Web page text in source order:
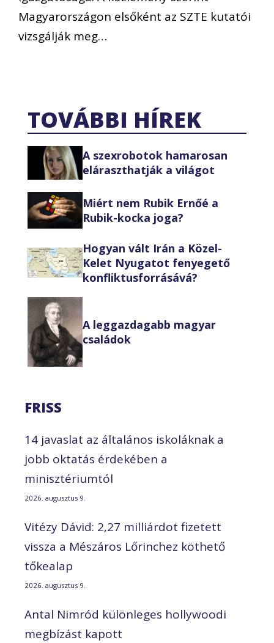
Magyarországon elsőként az SZTE kutatói
vizsgálják meg…
TOVÁBBI HÍREK
A szexrobotok hamarosan
eláraszthatják a világot
Miért nem Rubik Ernőé a
Rubik-kocka joga?
Hogyan vált Irán a Közel-
Kelet Nyugatot fenyegető
konfliktusforrásává?
A leggazdagabb magyar
családok
FRISS
14 javaslat az általános iskoláknak a
jobb oktatás érdekében a
minisztériumtól
2026. augusztus 9.
Vitézy Dávid: 2,27 milliárdot fizetett
vissza a Mészáros Lőrinchez köthető
tőkealap
2026. augusztus 9.
Antal Nimród különleges hollywoodi
megbízást kapott